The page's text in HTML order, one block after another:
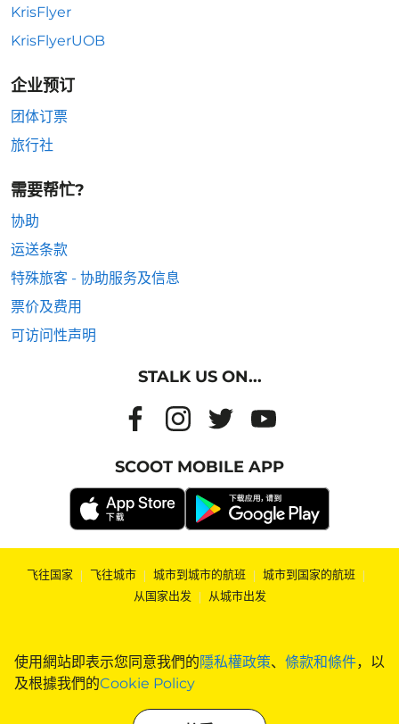
使用網站即表示您同意我們的隱私權政策、 條款和條件，以
及根據我們的Cookie Policy
KrisFlyer
KrisFlyerUOB
企业预订
团体订票
旅行社
需要帮忙?
协助
运送条款
特殊旅客 - 协助服务及信息
票价及费用
可访问性声明
STALK US ON...
SCOOT MOBILE APP
飞往国家 | 飞往城市 | 城市到城市的航班 | 城市到国家的航班 |
从国家出发 | 从城市出发